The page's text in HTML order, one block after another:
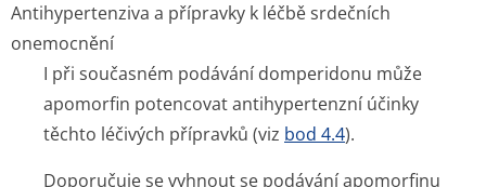
Antihypertenziva a přípravky k léčbě srdečních
onemocnění
I při současném podávání domperidonu může
apomorfin potencovat antihypertenzní účinky
těchto léčivých přípravků (viz bod 4.4).
Doporučuje se vyhnout se podávání apomorfinu